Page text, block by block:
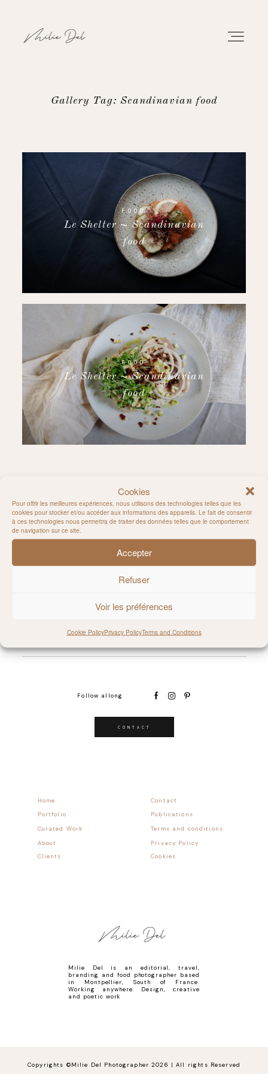
Cookies
Pour offrir les meilleures expériences, nous utilisons des technologies telles que les
cookies pour stocker et/ou accéder aux informations des appareils. Le fait de consentir
à ces technologies nous permettra de traiter des données telles que le comportement
de navigation sur ce site.
Accepter
Refuser
Voir les préférences
Cookie PolicyPrivacy PolicyTerms and Conditions
WORK
Gallery Tag: Scandinavian food
FOOD
Le Shelter ~ Scandinavian
food
FOOD
Le Shelter ~ Scandinavian
food
Follow on Instagram
Contact
Home
Follow allong
Publications
Portfolio
Milie Del is an editorial, travel,
branding and food photographer based
in Montpellier, South of France.
Working anywhere. Design, creative
and poetic work
Terms and conditions
Curated Work
CONTACT
Privacy Policy
About
Cookies
Clients
Copyrights ©Milie Del Photographer 2026 | All rights Reserved